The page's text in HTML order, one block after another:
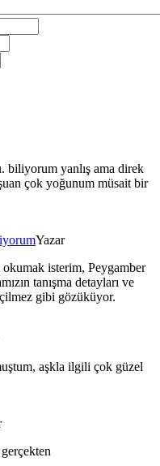
biliyorum yanlış ama direk
çok yoğunum müsait bir
Yazar
okumak isterim, Peygamber
tanışma detayları ve
gibi gözüküyor.
aşkla ilgili çok güzel